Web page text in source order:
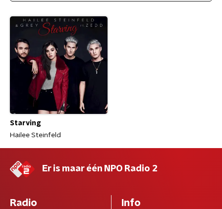
Starving
Hailee Steinfeld
Er is maar één NPO Radio 2
Radio Info